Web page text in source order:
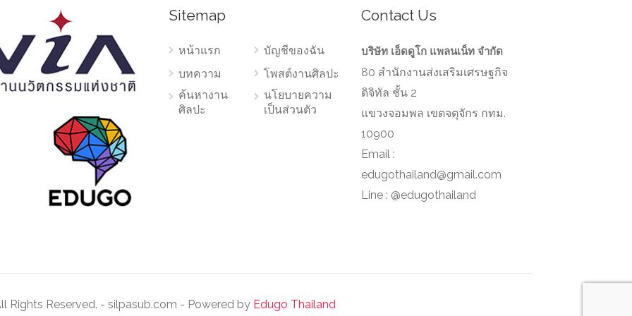
Sitemap
หน้าแรก
บทความ
ค้นหางาน
ศิลปะ
บัญชีของฉัน
โพสต์งานศิลปะ
นโยบายความ
เป็นส่วนตัว
Contact Us
บริษัท เอ็ดดูโก แพลนเน็ท จำกัด
80 สำนักงานส่งเสริมเศรษฐกิจ
ดิจิทัล ชั้น 2
แขวงจอมพล เขตจตุจักร กทม.
10900
Email :
edugothailand@gmail.com
Line : @edugothailand
Rights Reserved. - silpasub.com - Powered by Edugo Thailand